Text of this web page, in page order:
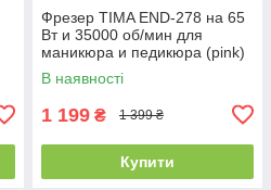
Фрезер TIMA END-278 на 65
Вт и 35000 об/мин для
маникюра и педикюра (pink)
В наявності
1 199 ₴ 1 399 ₴
Купити